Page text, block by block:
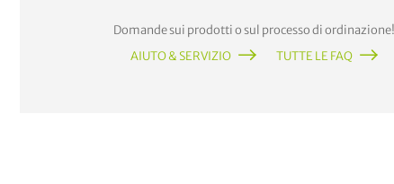
Domande sui prodotti o sul processo di ordinazione!
AIUTO & SERVIZIO
TUTTE LE FAQ